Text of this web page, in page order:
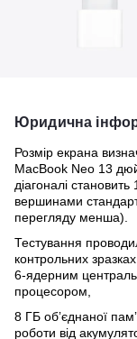
Юридична
Розмір екрана
MacBook Neo 13
діагоналі
вершинами
перегляду менша).
Тестування
контрольних
6-ядерним
процесором,
8 ГБ обʼєднаної
роботи від